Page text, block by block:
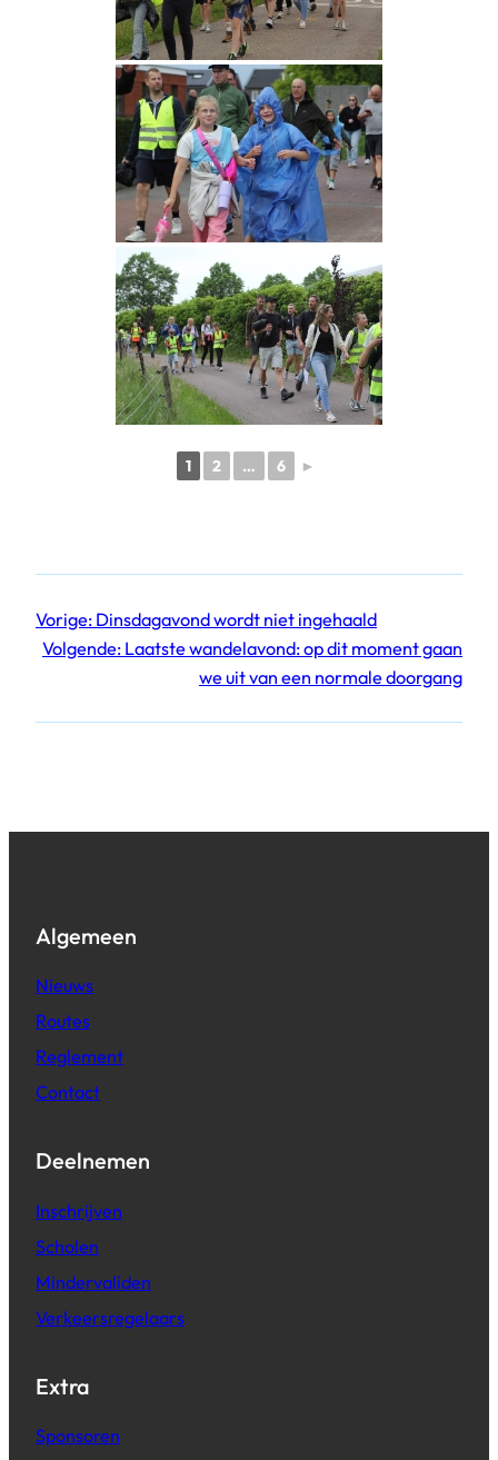
1 2 … 6 ►
Vorige: Dinsdagavond wordt niet ingehaald
Volgende: Laatste wandelavond: op dit moment gaan
we uit van een normale doorgang
Algemeen
Nieuws
Routes
Reglement
Contact
Deelnemen
Inschrijven
Scholen
Mindervaliden
Verkeersregelaars
Extra
Sponsoren